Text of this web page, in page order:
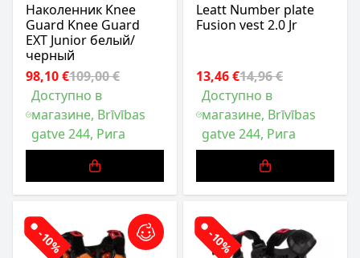
Наколенник Knee
Guard Knee Guard
EXT Junior белый/
черный
98,10 €109,00 €
Доступно в
магазине, Brīvības
gatve 244, Рига
Leatt Number plate
Fusion vest 2.0 Jr
13,46 €14,96 €
Доступно в
магазине, Brīvības
gatve 244, Рига
-10% -10%